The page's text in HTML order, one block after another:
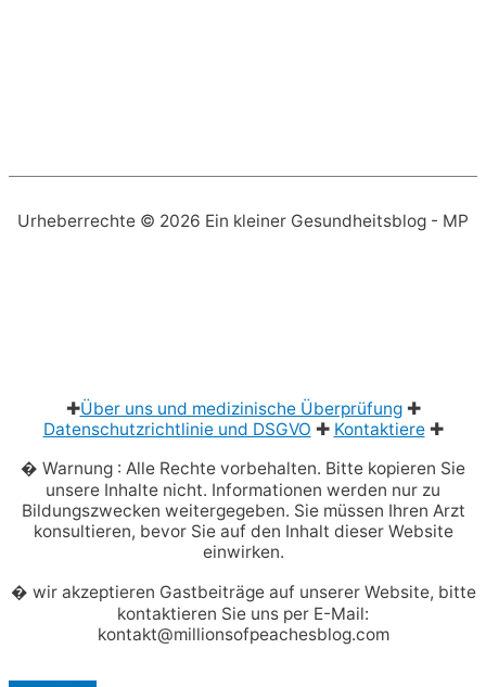
Urheberrechte © 2026 Ein kleiner Gesundheitsblog - MP
✚Über uns und medizinische Überprüfung✚
Datenschutzrichtlinie und DSGVO ✚ Kontaktiere✚
� Warnung : Alle Rechte vorbehalten. Bitte kopieren Sie
unsere Inhalte nicht. Informationen werden nur zu
Bildungszwecken weitergegeben. Sie müssen Ihren Arzt
konsultieren, bevor Sie auf den Inhalt dieser Website
einwirken.
� wir akzeptieren Gastbeiträge auf unserer Website, bitte
kontaktieren Sie uns per E-Mail:
kontakt@millionsofpeachesblog.com